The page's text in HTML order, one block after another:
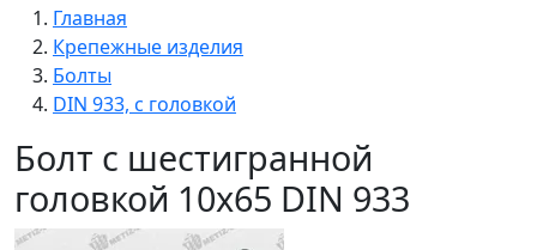
Главная
Крепежные изделия
Болты
DIN 933, с головкой
Болт с шестигранной
головкой 10x65 DIN 933